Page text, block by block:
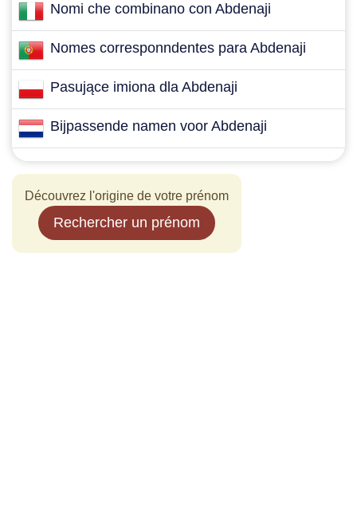
Nomi che combinano con Abdenaji
Nomes corresponndentes para Abdenaji
Pasujące imiona dla Abdenaji
Bijpassende namen voor Abdenaji
Découvrez l'origine de votre prénom
Rechercher un prénom